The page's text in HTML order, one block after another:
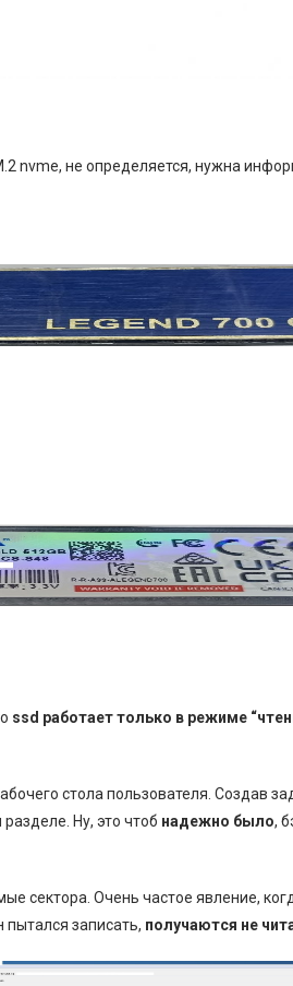
nvme, не определяется, нужна
ssd работает только в режиме
стола пользователя. Создав
Ну, это чтоб надежно было,
сектора. Очень частое явление,
пытался записать, получаются не